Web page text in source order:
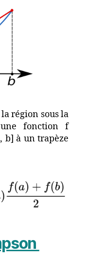
région sous la
fonction f
b] à un trapèze